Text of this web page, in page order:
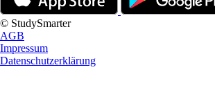
© StudySmarter
AGB
Impressum
Datenschutzerklärung